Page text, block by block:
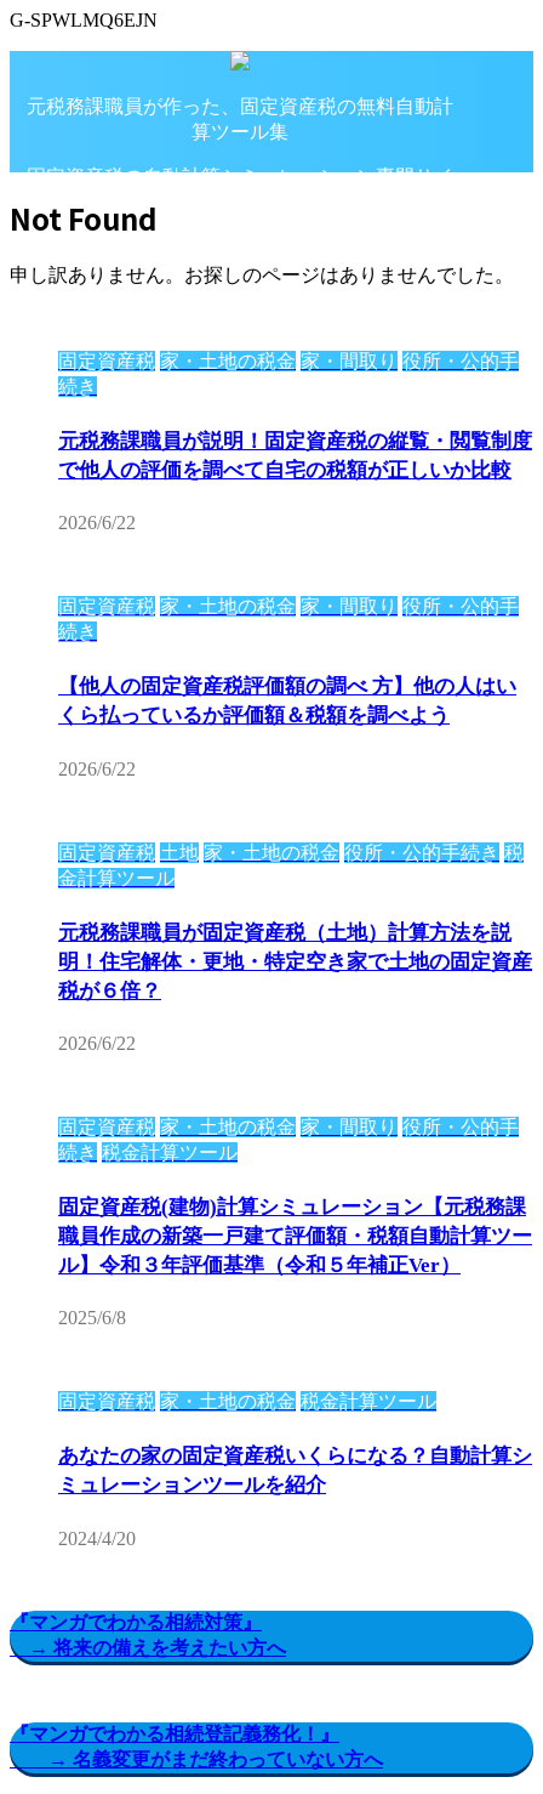
G-SPWLMQ6EJN
元税務課職員が作った、固定資産税の無料自動計
算ツール集
固定資産税の自動計算シミュレーション専門サイ
Not Found
申し訳ありません。お探しのページはありませんでした。
固定資産税 家・土地の税金 家・間取り 役所・公的手
続き
元税務課職員が説明！固定資産税の縦覧・閲覧制度
で他人の評価を調べて自宅の税額が正しいか比較
2026/6/22
固定資産税 家・土地の税金 家・間取り 役所・公的手
続き
【他人の固定資産税評価額の調べ 方】他の人はい
くら払っているか評価額＆税額を調べよう
2026/6/22
固定資産税 土地 家・土地の税金 役所・公的手続き 税
金計算ツール
元税務課職員が固定資産税（土地）計算方法を説
明！住宅解体・更地・特定空き家で土地の固定資産
税が６倍？
2026/6/22
固定資産税 家・土地の税金 家・間取り 役所・公的手
続き 税金計算ツール
固定資産税(建物)計算シミュレーション【元税務課
職員作成の新築一戸建て評価額・税額自動計算ツー
ル】令和３年評価基準（令和５年補正Ver）
2025/6/8
固定資産税 家・土地の税金 税金計算ツール
あなたの家の固定資産税いくらになる？自動計算シ
ミュレーションツールを紹介
2024/4/20
『マンガでわかる相続対策』
→ 将来の備えを考えたい方へ
『マンガでわかる相続登記義務化！』
→ 名義変更がまだ終わっていない方へ